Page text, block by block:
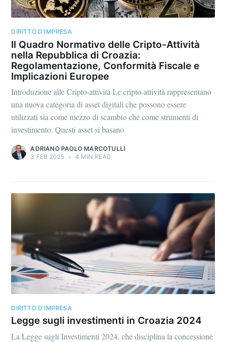
DIRITTO D'IMPRESA
Il Quadro Normativo delle Cripto-Attività
nella Repubblica di Croazia:
Regolamentazione, Conformità Fiscale e
Implicazioni Europee
Introduzione alle Cripto-attività Le cripto-attività rappresentano
una nuova categoria di asset digitali che possono essere
utilizzati sia come mezzo di scambio che come strumenti di
investimento. Questi asset si basano
ADRIANO PAOLO MARCOTULLI
3 FEB 2025 • 4 MIN READ
DIRITTO D'IMPRESA
Legge sugli investimenti in Croazia 2024
La Legge sugli Investimenti 2024, che disciplina la concessione